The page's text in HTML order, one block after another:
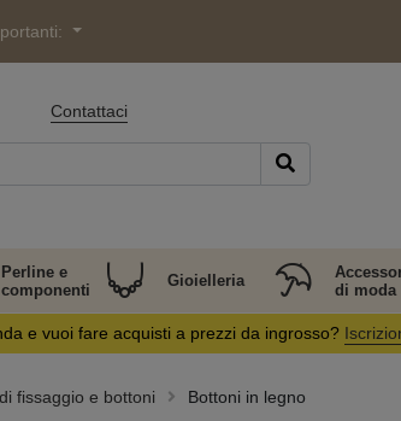
Contattaci
Perline e
componenti
Gioielleria
di moda
e vuoi fare acquisti a prezzi da ingrosso?
fissaggio e bottoni Bottoni in legno